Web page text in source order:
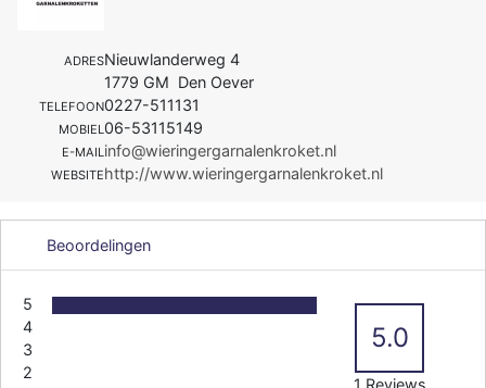
ADRESNieuwlanderweg 4
1779 GM Den Oever
TELEFOON0227-511131
MOBIEL06-53115149
E-MAILinfo@wieringergarnalenkroket.nl
WEBSITEhttp://www.wieringergarnalenkroket.nl
Beoordelingen
5
4
3
2
5.0